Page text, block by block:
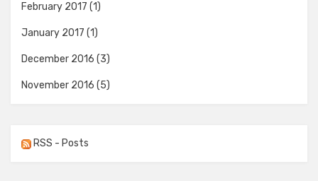
February 2017 (1)
January 2017 (1)
December 2016 (3)
November 2016 (5)
RSS - Posts